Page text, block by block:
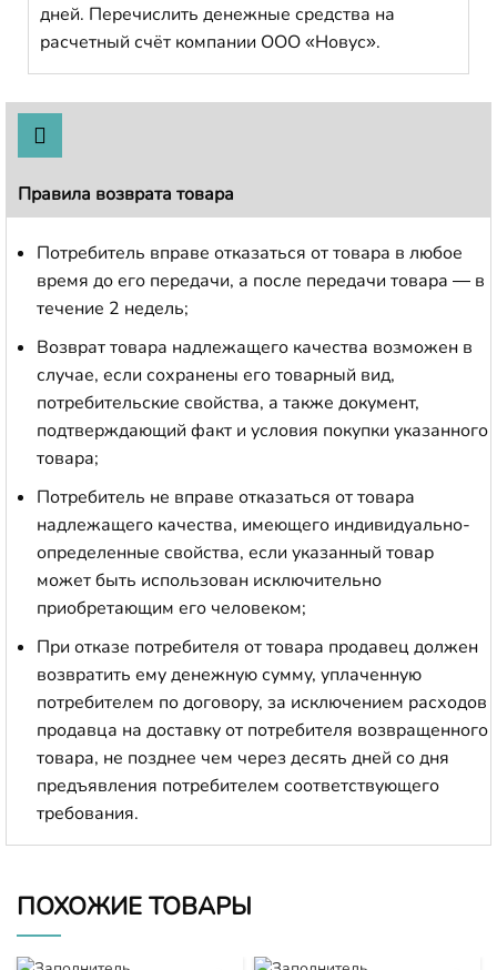
дней. Перечислить денежные средства на
расчетный счёт компании ООО «Новус».
Правила возврата товара
Потребитель вправе отказаться от товара в любое
время до его передачи, а после передачи товара — в
течение 2 недель;
Возврат товара надлежащего качества возможен в
случае, если сохранены его товарный вид,
потребительские свойства, а также документ,
подтверждающий факт и условия покупки указанного
товара;
Потребитель не вправе отказаться от товара
надлежащего качества, имеющего индивидуально-
определенные свойства, если указанный товар
может быть использован исключительно
приобретающим его человеком;
При отказе потребителя от товара продавец должен
возвратить ему денежную сумму, уплаченную
потребителем по договору, за исключением расходов
продавца на доставку от потребителя возвращенного
товара, не позднее чем через десять дней со дня
предъявления потребителем соответствующего
требования.
ПОХОЖИЕ ТОВАРЫ